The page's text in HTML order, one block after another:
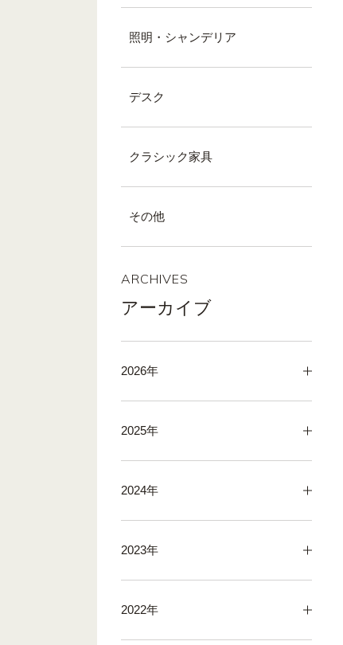
照明・シャンデリア
デスク
クラシック家具
その他
ARCHIVES
アーカイブ
2026年
2025年
2024年
2023年
2022年